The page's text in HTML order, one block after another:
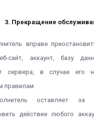
3. Прекращение
вправе
сайт, аккаунт, базу
сервера, в случае его
правилам.
оставляет за
действие любого